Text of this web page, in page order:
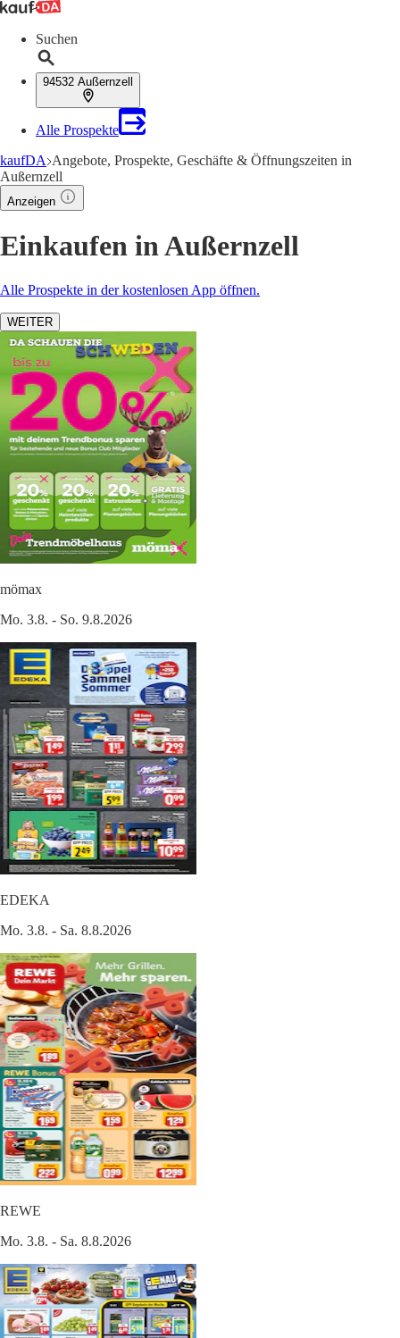
Suchen
94532 Außernzell
Alle Prospekte
kaufDA Angebote, Prospekte, Geschäfte & Öffnungszeiten in
Außernzell
Anzeigen
Einkaufen in Außernzell
Alle Prospekte in der kostenlosen App öffnen.
WEITER
mömax
Mo. 3.8. - So. 9.8.2026
EDEKA
Mo. 3.8. - Sa. 8.8.2026
REWE
Mo. 3.8. - Sa. 8.8.2026